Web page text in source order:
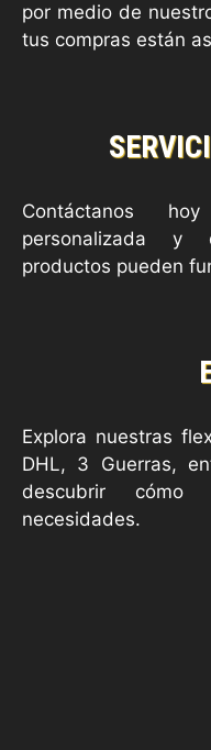
por medio de
tus compras están
Contáctanos
personalizada y
productos pueden
Explora nuestras
DHL, 3 Guerras,
descubrir
necesidades.